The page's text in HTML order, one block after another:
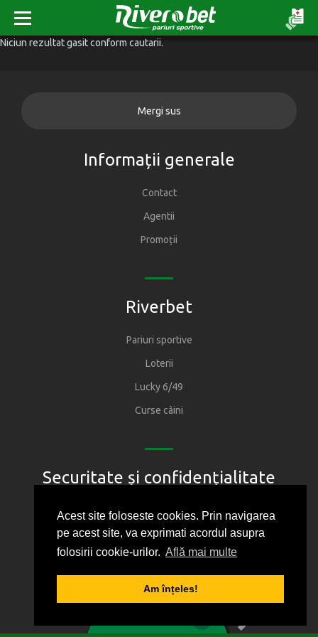
Acest site foloseste cookies. Prin navigarea
pe acest site, va exprimati acordul asupra
folosirii cookie-urilor. Află mai multe
Am înțeles!
Niciun rezultat gasit conform cautarii.
Mergi sus
Informații generale
Contact
Agentii
Promoții
Riverbet
Pariuri sportive
Loterii
Lucky 6/49
Curse câini
Securitate și confidențialitate
Regulament
Joacă responsabil
Oficiul National pentru Jocuri de Noroc
Politica de confidentialitate
Cum folosim cookie-urile